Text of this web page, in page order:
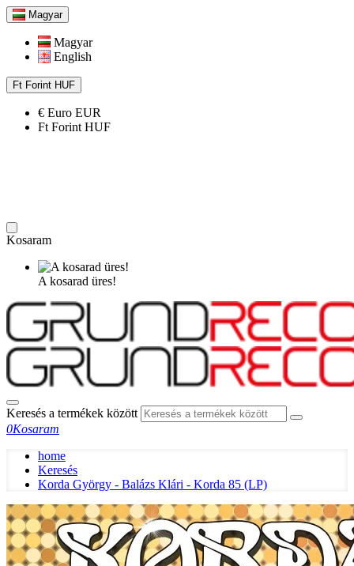
Magyar
Magyar
English
Ft Forint HUF
€ Euro EUR
Ft Forint HUF
Kosaram
A kosarad üres!
Keresés a termékek között
0Kosaram
home
Keresés
Korda György - Balázs Klári - Korda 85 (LP)